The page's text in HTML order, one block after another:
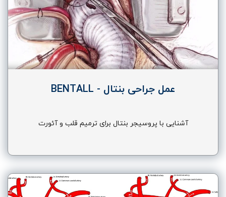
عمل جراحی بنتال - BENTALL
آشنایی با پروسیجر بنتال برای ترمیم قلب و آئورت